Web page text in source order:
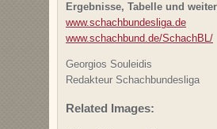
Ergebnisse, Tabelle und
www.schachbundesliga.de
www.schachbund.de/SchachBL/
Georgios Souleidis
Redakteur Schachbundesliga
Related Images: